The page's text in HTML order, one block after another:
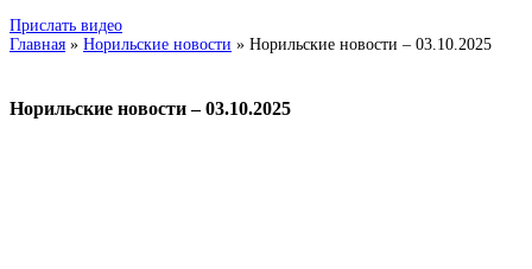
Прислать видео
Главная » Норильские новости » Норильские новости – 03.10.2025
Норильские новости – 03.10.2025